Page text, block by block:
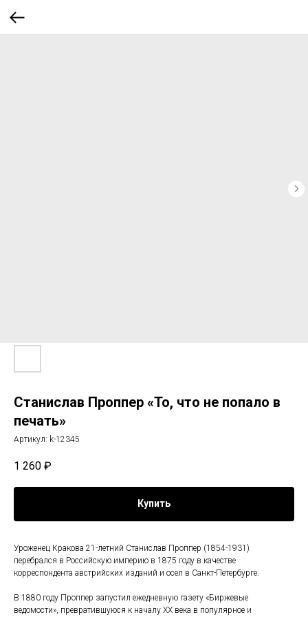
Станислав Проппер «То, что не попало в
печать»
Артикул: k-12345
1 260 ₽
Купить
Уроженец Кракова 21-летний Станислав Проппер (1854-1931)
перебрался в Российскую империю в 1875 году в качестве
корреспондента австрийских изданий и осел в Санкт-Петербурге.
В 1880 году Проппер запустил ежедневную газету «Биржевые
ведомости», превратившуюся к началу XX века в популярное и